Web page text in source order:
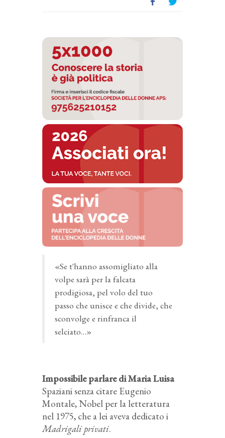
«Se t'hanno assomigliato alla
volpe sarà per la falcata
prodigiosa, pel volo del tuo
passo che unisce e che divide, che
sconvolge e rinfranca il
selciato…»
Impossibile parlare di Maria Luisa
Spaziani senza citare Eugenio
Montale, Nobel per la letteratura
nel 1975, che a lei aveva dedicato i
Madrigali privati.